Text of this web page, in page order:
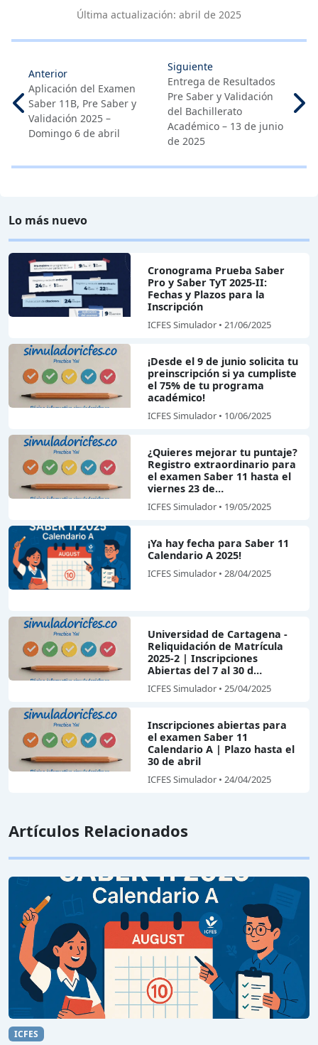
Última actualización: abril de 2025
Anterior
Aplicación del Examen
Saber 11B, Pre Saber y
Validación 2025 –
Domingo 6 de abril
Siguiente
Entrega de Resultados
Pre Saber y Validación
del Bachillerato
Académico – 13 de junio
de 2025
Lo más nuevo
Cronograma Prueba Saber
Pro y Saber TyT 2025-II:
Fechas y Plazos para la
Inscripción
ICFES Simulador • 21/06/2025
¡Desde el 9 de junio solicita tu
preinscripción si ya cumpliste
el 75% de tu programa
académico!
ICFES Simulador • 10/06/2025
¿Quieres mejorar tu puntaje?
Registro extraordinario para
el examen Saber 11 hasta el
viernes 23 de…
ICFES Simulador • 19/05/2025
¡Ya hay fecha para Saber 11
Calendario A 2025!
ICFES Simulador • 28/04/2025
Universidad de Cartagena -
Reliquidación de Matrícula
2025-2 | Inscripciones
Abiertas del 7 al 30 d…
ICFES Simulador • 25/04/2025
Inscripciones abiertas para
el examen Saber 11
Calendario A | Plazo hasta el
30 de abril
ICFES Simulador • 24/04/2025
Artículos Relacionados
ICFES